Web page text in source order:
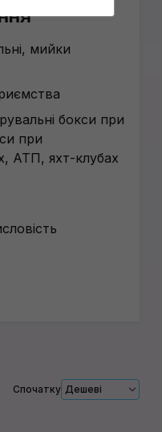
мийки
бокси при
при
АТП, яхт-клубах
Спочатку Дешеві